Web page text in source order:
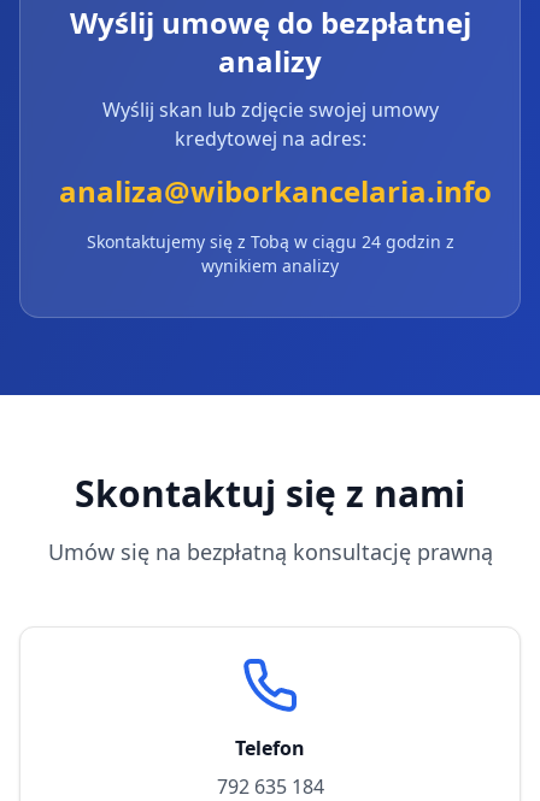
Wyślij umowę do bezpłatnej
analizy
Wyślij skan lub zdjęcie swojej umowy
kredytowej na adres:
analiza@wiborkancelaria.info
Skontaktujemy się z Tobą w ciągu 24 godzin z
wynikiem analizy
Skontaktuj się z nami
Umów się na bezpłatną konsultację prawną
Telefon
792 635 184